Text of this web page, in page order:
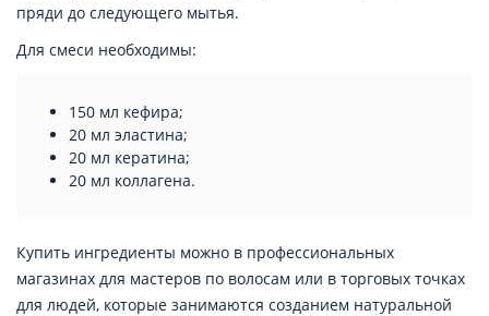
пряди до следующего мытья.
Для смеси необходимы:
150 мл кефира;
20 мл эластина;
20 мл кератина;
20 мл коллагена.
Купить ингредиенты можно в профессиональных
магазинах для мастеров по волосам или в торговых точках
для людей, которые занимаются созданием натуральной